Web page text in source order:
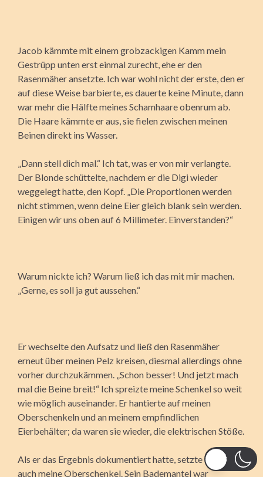
Jacob kämmte mit einem grobzackigen Kamm mein
Gestrüpp unten erst einmal zurecht, ehe er den
Rasenmäher ansetzte. Ich war wohl nicht der erste, den er
auf diese Weise barbierte, es dauerte keine Minute, dann
war mehr die Hälfte meines Schamhaare obenrum ab.
Die Haare kämmte er aus, sie fielen zwischen meinen
Beinen direkt ins Wasser.
„Dann stell dich mal.“ Ich tat, was er von mir verlangte.
Der Blonde schüttelte, nachdem er die Digi wieder
weggelegt hatte, den Kopf. „Die Proportionen werden
nicht stimmen, wenn deine Eier gleich blank sein werden.
Einigen wir uns oben auf 6 Millimeter. Einverstanden?“
Warum nickte ich? Warum ließ ich das mit mir machen.
„Gerne, es soll ja gut aussehen.“
Er wechselte den Aufsatz und ließ den Rasenmäher
erneut über meinen Pelz kreisen, diesmal allerdings ohne
vorher durchzukämmen. „Schon besser! Und jetzt mach
mal die Beine breit!“ Ich spreizte meine Schenkel so weit
wie möglich auseinander. Er hantierte auf meinen
Oberschenkeln und an meinem empfindlichen
Eierbehälter; da waren sie wieder, die elektrischen Stöße.
Als er das Ergebnis dokumentiert hatte, setzte er sich
auch meine Oberschenkel. Sein Bademantel war